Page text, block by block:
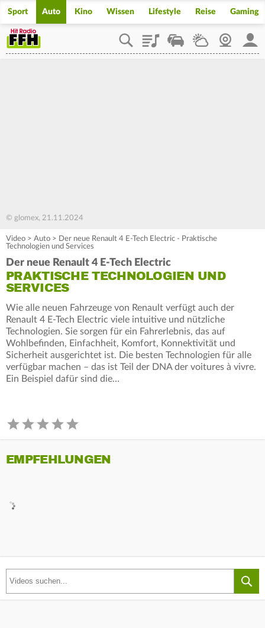
Sport Auto Kino Wissen Lifestyle Reise Gaming
PlaylistStaupilotWetterWebcam
© glomex, 21.11.2024
Video > Auto > Der neue Renault 4 E-Tech Electric - Praktische
Technologien und Services
Der neue Renault 4 E-Tech Electric
PRAKTISCHE TECHNOLOGIEN UND
SERVICES
Wie alle neuen Fahrzeuge von Renault verfügt auch der
Renault 4 E-Tech Electric viele intuitive und nützliche
Technologien. Sie sorgen für ein Fahrerlebnis, das auf
Wohlbefinden, Einfachheit, Komfort, Konnektivität und
Sicherheit ausgerichtet ist. Die besten Technologien für alle
verfügbar machen – das ist Teil der DNA der voitures à vivre.
Ein Beispiel dafür sind die…
EMPFEHLUNGEN